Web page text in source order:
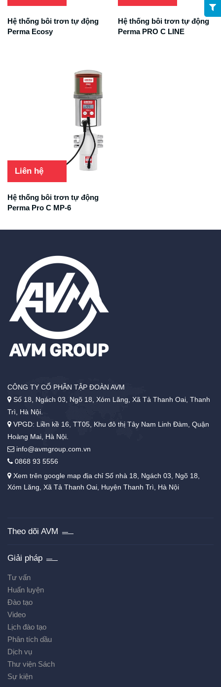
Hệ thống bôi trơn tự động
Perma Ecosy
Hệ thống bôi trơn tự động
Perma PRO C LINE
Liên hệ
Hệ thống bôi trơn tự động
Perma Pro C MP-6
CÔNG TY CỔ PHẦN TẬP ĐOÀN AVM
Số 18, Ngách 03, Ngõ 18, Xóm Lăng, Xã Tả Thanh Oai, Thanh
Trì, Hà Nội.
VPGD: Liền kề 16, TT05, Khu đô thị Tây Nam Linh Đàm, Quận
Hoàng Mai, Hà Nội.
info@avmgroup.com.vn
0868 93 5556
Xem trên google map địa chỉ Số nhà 18, Ngách 03, Ngõ 18,
Xóm Lăng, Xã Tả Thanh Oai, Huyện Thanh Trì, Hà Nội
Theo dõi AVM
Giải pháp
Tư vấn
Huấn luyện
Đào tạo
Video
Lịch đào tạo
Phân tích dầu
Dịch vụ
Thư viện Sách
Sự kiện